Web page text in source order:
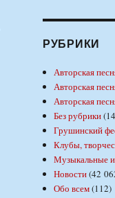
РУБРИКИ
Авторская
Авторская
Авторская
Без рубрики
Грушинский
Клубы,
Музыкальные
Новости(42
Обо всем(112)